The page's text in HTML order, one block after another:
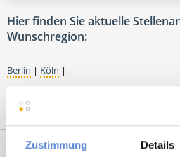
Zustimmung Details
Hier finden Sie aktuelle
Wunschregion:
Berlin | Köln |